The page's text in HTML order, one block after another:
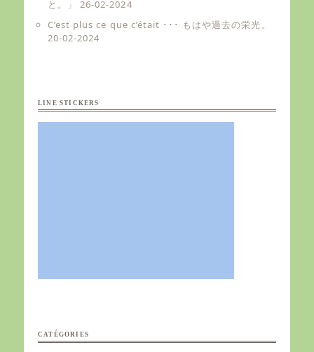
と。」
26-02-2024
C’est plus ce que c’était ･･･ もはや過去の栄光。
20-02-2024
LINE STICKERS
CATÉGORIES